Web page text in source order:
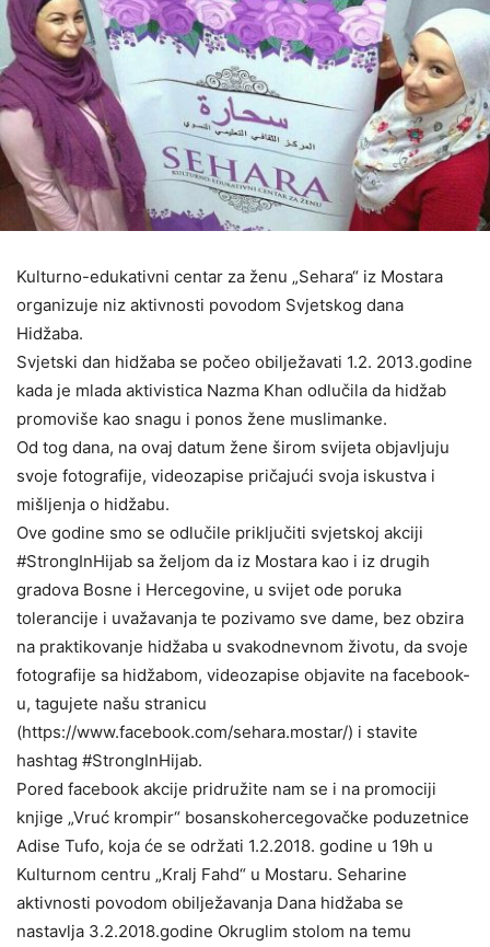
Kulturno-edukativni centar za ženu „Sehara“ iz Mostara
organizuje niz aktivnosti povodom Svjetskog dana
Hidžaba.
Svjetski dan hidžaba se počeo obilježavati 1.2. 2013.godine
kada je mlada aktivistica Nazma Khan odlučila da hidžab
promoviše kao snagu i ponos žene muslimanke.
Od tog dana, na ovaj datum žene širom svijeta objavljuju
svoje fotografije, videozapise pričajući svoja iskustva i
mišljenja o hidžabu.
Ove godine smo se odlučile priključiti svjetskoj akciji
#StrongInHijab sa željom da iz Mostara kao i iz drugih
gradova Bosne i Hercegovine, u svijet ode poruka
tolerancije i uvažavanja te pozivamo sve dame, bez obzira
na praktikovanje hidžaba u svakodnevnom životu, da svoje
fotografije sa hidžabom, videozapise objavite na facebook-
u, tagujete našu stranicu
(https://www.facebook.com/sehara.mostar/) i stavite
hashtag #StrongInHijab.
Pored facebook akcije pridružite nam se i na promociji
knjige „Vruć krompir“ bosanskohercegovačke poduzetnice
Adise Tufo, koja će se održati 1.2.2018. godine u 19h u
Kulturnom centru „Kralj Fahd“ u Mostaru. Seharine
aktivnosti povodom obilježavanja Dana hidžaba se
nastavlja 3.2.2018.godine Okruglim stolom na temu